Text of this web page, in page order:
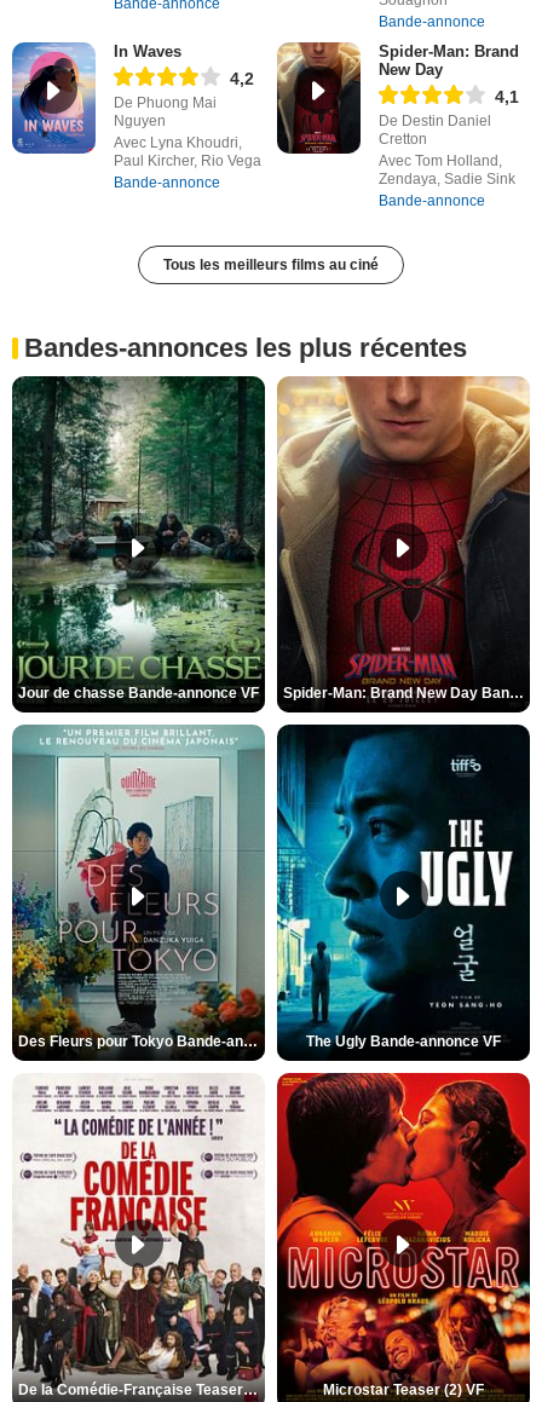
Bande-annonce
Bande-annonce
In Waves
4,2
De Phuong Mai
Nguyen
Avec Lyna Khoudri,
Paul Kircher, Rio Vega
Bande-annonce
Spider-Man: Brand
New Day
4,1
De Destin Daniel
Cretton
Avec Tom Holland,
Zendaya, Sadie Sink
Bande-annonce
Tous les meilleurs films au ciné
Bandes-annonces les plus récentes
Jour de chasse Bande-annonce VF Spider-Man: Brand New Day Bande-annonce (3) VO STFR
Des Fleurs pour Tokyo Bande-annonce VO STFR The Ugly Bande-annonce VF
De la Comédie-Française Teaser (3) VF Microstar Teaser (2) VF